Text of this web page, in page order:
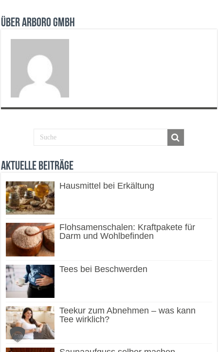
Über arboro GmbH
Aktuelle Beiträge
Hausmittel bei Erkältung
Flohsamenschalen: Kraftpakete für
Darm und Wohlbefinden
Tees bei Beschwerden
Teekur zum Abnehmen – was kann
Tee wirklich?